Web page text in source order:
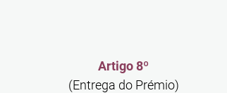
Artigo 8º
(Entrega do Prémio)